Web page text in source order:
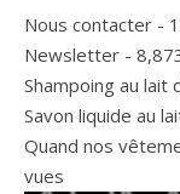
Nous contacter -
Newsletter -
Shampoing au lait
Savon liquide au
Quand nos
vues